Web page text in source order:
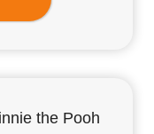
the Pooh